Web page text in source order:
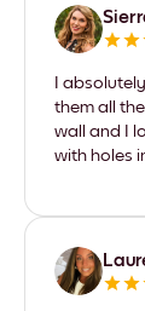
I
them all
wall and I
with holes